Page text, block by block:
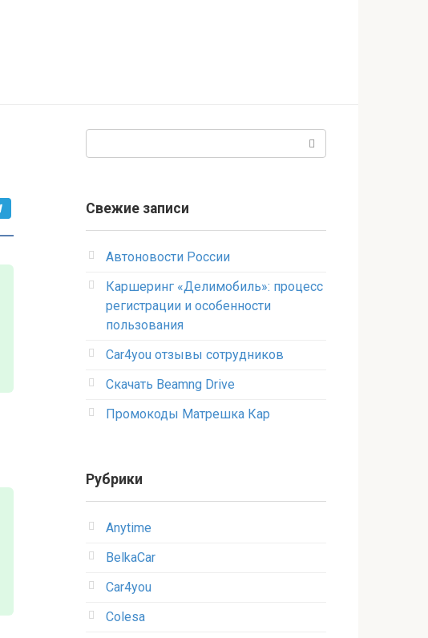
Свежие записи
Автоновости России
Каршеринг «Делимобиль»: процесс
регистрации и особенности
пользования
Car4you отзывы сотрудников
Скачать Beamng Drive
Промокоды Матрешка Кар
Рубрики
Anytime
BelkaCar
Car4you
Colesa